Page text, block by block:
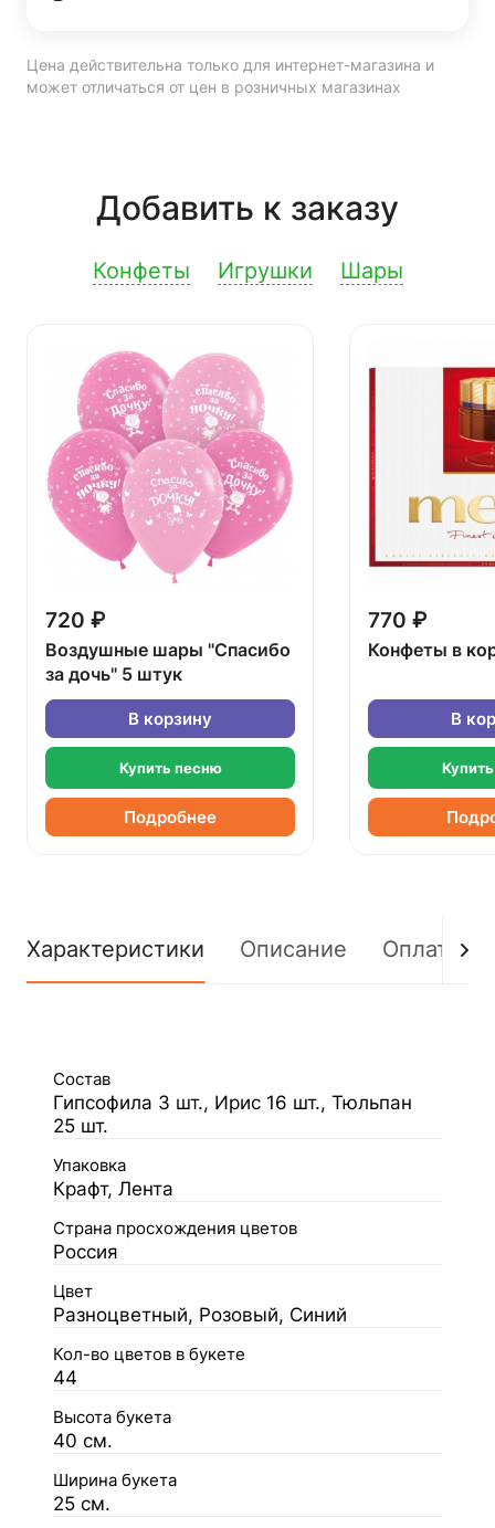
Цена действительна только для интернет-магазина и
может отличаться от цен в розничных магазинах
Добавить к заказу
Конфеты Игрушки Шары
720 ₽
Воздушные шары "Спасибо
за дочь" 5 штук
В корзину
Купить песню
Подробнее
770 ₽
Конфеты в
В
Характеристики Описание Оплата
Состав
Гипсофила 3 шт., Ирис 16 шт., Тюльпан
25 шт.
Упаковка
Крафт, Лента
Страна просхождения цветов
Россия
Цвет
Разноцветный, Розовый, Синий
Кол-во цветов в букете
44
Высота букета
40 см.
Ширина букета
25 см.